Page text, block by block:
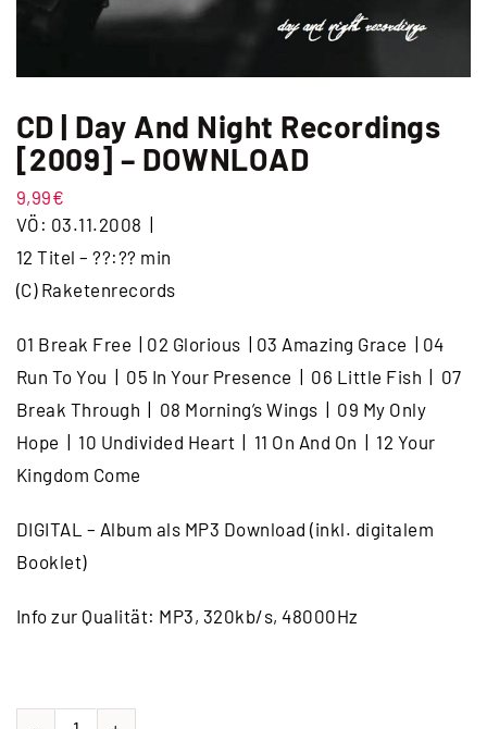
CD | Day And Night Recordings
[2009] – DOWNLOAD
9,99€
VÖ: 03.11.2008 |
12 Titel – ??:?? min
(C) Raketenrecords
01 Break Free | 02 Glorious | 03 Amazing Grace | 04
Run To You | 05 In Your Presence | 06 Little Fish | 07
Break Through | 08 Morning’s Wings | 09 My Only
Hope | 10 Undivided Heart | 11 On And On | 12 Your
Kingdom Come
DIGITAL – Album als MP3 Download (inkl. digitalem
Booklet)
Info zur Qualität: MP3, 320kb/s, 48000Hz